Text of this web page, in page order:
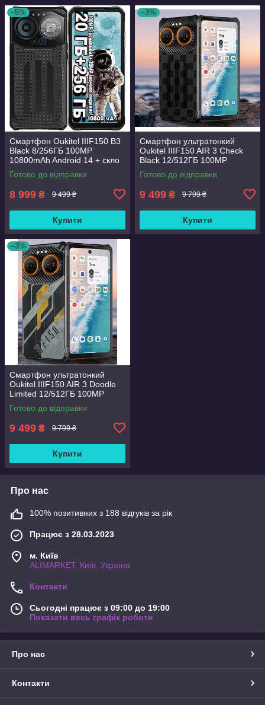
–5%
Смартфон Oukitel IIIF150 B3
Black 8/256ГБ 100MP
10800mAh Android 14 + скло
Готово до відправки
8 999 ₴ 9 499 ₴
Купити
–3%
Смартфон ультратонкий
Oukitel IIIF150 AIR 3 Check
Black 12/512ГБ 100MP
Готово до відправки
9 499 ₴ 9 799 ₴
Купити
–3%
Смартфон ультратонкий
Oukitel IIIF150 AIR 3 Doodle
Limited 12/512ГБ 100MP
Готово до відправки
9 499 ₴ 9 799 ₴
Купити
Про нас
100% позитивних з 188 відгуків за рік
Працює з 28.03.2023
м. Київ
ALIMARKET, Київ, Україна
Контакти
Сьогодні працює з 09:00 до 19:00
Показати весь графік роботи
Про нас
Контакти